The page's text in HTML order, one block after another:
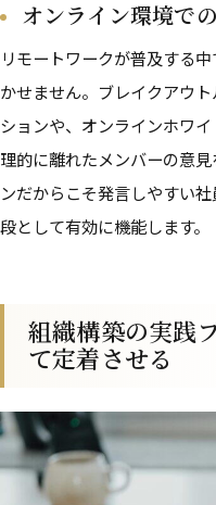
オンライン環境で
リモートワークが普及する
かせません。ブレイクアウ
ションや、オンラインホワ
理的に離れたメンバーの意
ンだからこそ発言しやすい
段として有効に機能します。
組織構築の実践
て定着させる